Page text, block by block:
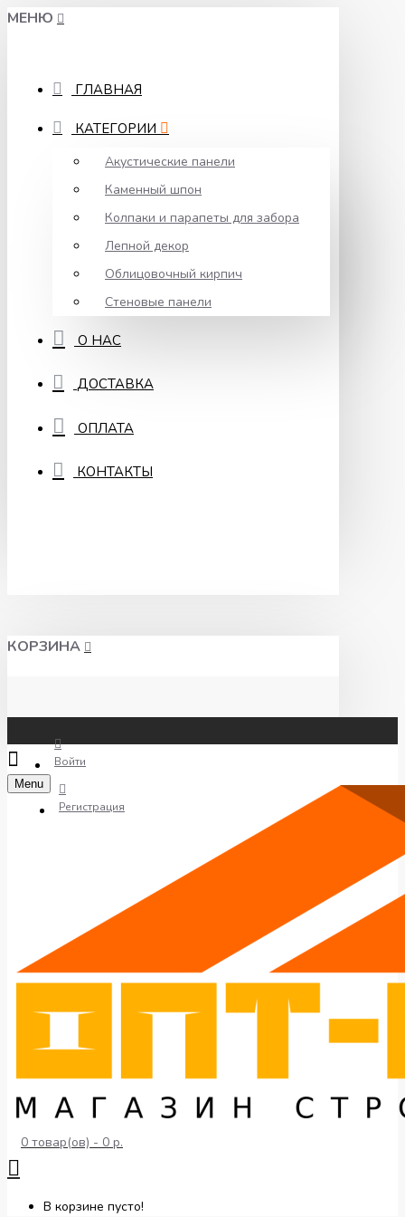
МЕНЮ
ГЛАВНАЯ
КАТЕГОРИИ
Акустические панели
Каменный шпон
Колпаки и парапеты для забора
Лепной декор
Облицовочный кирпич
Стеновые панели
О НАС
ДОСТАВКА
ОПЛАТА
КОНТАКТЫ
КОРЗИНА
Войти
Регистрация
Menu
0 товар(ов) - 0 р.
В корзине пусто!